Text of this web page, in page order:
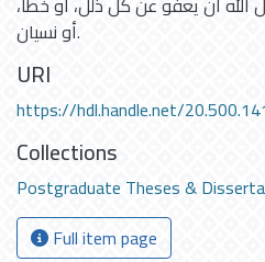
أو نسيان.
URI
https://hdl.handle.net/
Collections
Postgraduate Theses &
Full item page